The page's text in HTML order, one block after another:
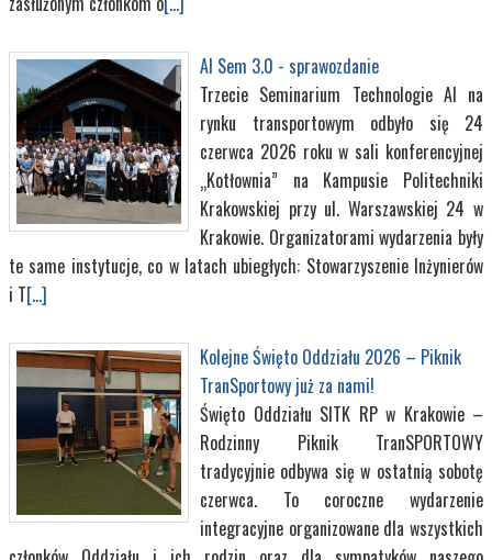
AI Sem 3.0 - sprawozdanie
Trzecie Seminarium Technologie AI na
rynku transportowym odbyło się 24
czerwca 2026 roku w sali konferencyjnej
„Kotłownia” na Kampusie Politechniki
Krakowskiej przy ul. Warszawskiej 24 w
Krakowie. Organizatorami wydarzenia były
te same instytucje, co w latach ubiegłych: Stowarzyszenie Inżynierów
i T[...]
Kolejne Święto Oddziału 2026 – Piknik
TranSportowy już za nami!
Święto Oddziału SITK RP w Krakowie –
Rodzinny Piknik TranSPORTOWY
tradycyjnie odbywa się w ostatnią sobotę
czerwca. To coroczne wydarzenie
integracyjne organizowane dla wszystkich